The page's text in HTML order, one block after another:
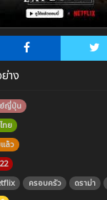
าง
ญี่ปุ่น
ทย
ล้ว
ครอบครัว ดราม่า